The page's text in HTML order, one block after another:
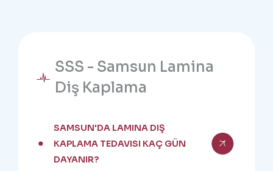
SSS - Samsun Lamina
Diş Kaplama
SAMSUN'DA LAMINA DIŞ
KAPLAMA TEDAVISI KAÇ GÜN
DAYANIR?